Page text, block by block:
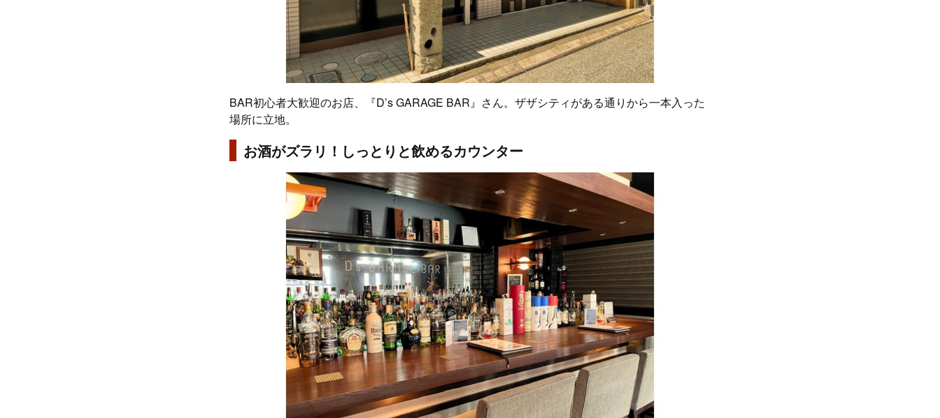
BAR初心者大歓迎のお店、『D’s GARAGE BAR』さん。ザザシティがある通りから一本入った
場所に立地。
お酒がズラリ！しっとりと飲めるカウンター